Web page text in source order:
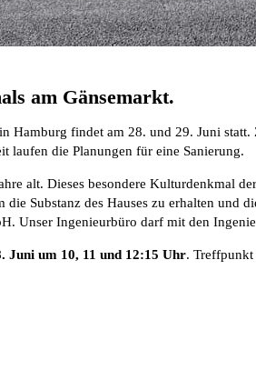
am Gänsemarkt.
in Hamburg findet am 28. und 29. Juni statt.
laufen die Planungen für eine Sanierung.
alt. Dieses besondere Kulturdenkmal
Substanz des Hauses zu erhalten und
Unser Ingenieurbüro darf mit den
Juni um 10, 11 und 12:15 Uhr. Treffpunkt